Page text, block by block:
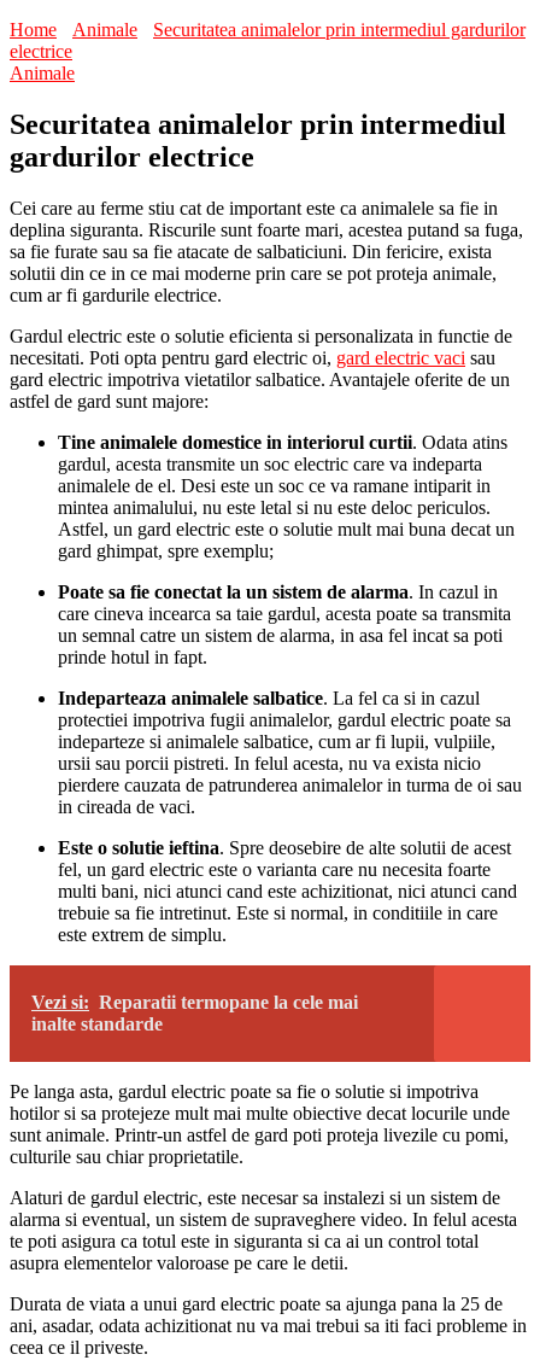
Home
Animale
Securitatea animalelor prin intermediul gardurilor
electrice
Animale
Securitatea animalelor prin intermediul
gardurilor electrice
Cei care au ferme stiu cat de important este ca animalele sa fie in
deplina siguranta. Riscurile sunt foarte mari, acestea putand sa fuga,
sa fie furate sau sa fie atacate de salbaticiuni. Din fericire, exista
solutii din ce in ce mai moderne prin care se pot proteja animale,
cum ar fi gardurile electrice.
Gardul electric este o solutie eficienta si personalizata in functie de
necesitati. Poti opta pentru gard electric oi, gard electric vaci sau
gard electric impotriva vietatilor salbatice. Avantajele oferite de un
astfel de gard sunt majore:
Tine animalele domestice in interiorul curtii. Odata atins
gardul, acesta transmite un soc electric care va indeparta
animalele de el. Desi este un soc ce va ramane intiparit in
mintea animalului, nu este letal si nu este deloc periculos.
Astfel, un gard electric este o solutie mult mai buna decat un
gard ghimpat, spre exemplu;
Poate sa fie conectat la un sistem de alarma. In cazul in
care cineva incearca sa taie gardul, acesta poate sa transmita
un semnal catre un sistem de alarma, in asa fel incat sa poti
prinde hotul in fapt.
Indeparteaza animalele salbatice. La fel ca si in cazul
protectiei impotriva fugii animalelor, gardul electric poate sa
indeparteze si animalele salbatice, cum ar fi lupii, vulpiile,
ursii sau porcii pistreti. In felul acesta, nu va exista nicio
pierdere cauzata de patrunderea animalelor in turma de oi sau
in cireada de vaci.
Este o solutie ieftina. Spre deosebire de alte solutii de acest
fel, un gard electric este o varianta care nu necesita foarte
multi bani, nici atunci cand este achizitionat, nici atunci cand
trebuie sa fie intretinut. Este si normal, in conditiile in care
este extrem de simplu.
Vezi si: Reparatii termopane la cele mai
inalte standarde
Pe langa asta, gardul electric poate sa fie o solutie si impotriva
hotilor si sa protejeze mult mai multe obiective decat locurile unde
sunt animale. Printr-un astfel de gard poti proteja livezile cu pomi,
culturile sau chiar proprietatile.
Alaturi de gardul electric, este necesar sa instalezi si un sistem de
alarma si eventual, un sistem de supraveghere video. In felul acesta
te poti asigura ca totul este in siguranta si ca ai un control total
asupra elementelor valoroase pe care le detii.
Durata de viata a unui gard electric poate sa ajunga pana la 25 de
ani, asadar, odata achizitionat nu va mai trebui sa iti faci probleme in
ceea ce il priveste.